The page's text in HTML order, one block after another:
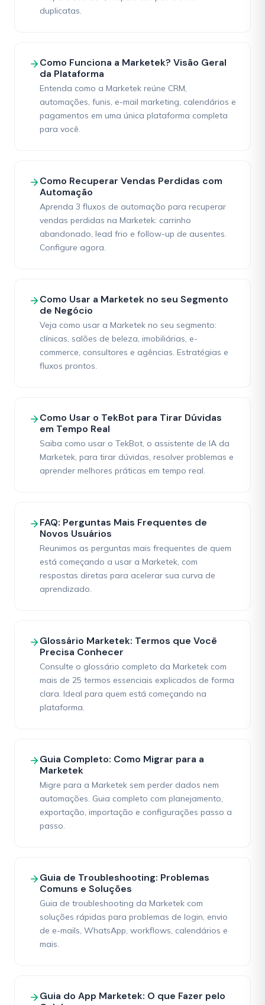
duplicatas.
Como Funciona a Marketek? Visão Geral
da Plataforma
Entenda como a Marketek reúne CRM,
automações, funis, e-mail marketing, calendários e
pagamentos em uma única plataforma completa
para você.
Como Recuperar Vendas Perdidas com
Automação
Aprenda 3 fluxos de automação para recuperar
vendas perdidas na Marketek: carrinho
abandonado, lead frio e follow-up de ausentes.
Configure agora.
Como Usar a Marketek no seu Segmento
de Negócio
Veja como usar a Marketek no seu segmento:
clínicas, salões de beleza, imobiliárias, e-
commerce, consultores e agências. Estratégias e
fluxos prontos.
Como Usar o TekBot para Tirar Dúvidas
em Tempo Real
Saiba como usar o TekBot, o assistente de IA da
Marketek, para tirar dúvidas, resolver problemas e
aprender melhores práticas em tempo real.
FAQ: Perguntas Mais Frequentes de
Novos Usuários
Reunimos as perguntas mais frequentes de quem
está começando a usar a Marketek, com
respostas diretas para acelerar sua curva de
aprendizado.
Glossário Marketek: Termos que Você
Precisa Conhecer
Consulte o glossário completo da Marketek com
mais de 25 termos essenciais explicados de forma
clara. Ideal para quem está começando na
plataforma.
Guia Completo: Como Migrar para a
Marketek
Migre para a Marketek sem perder dados nem
automações. Guia completo com planejamento,
exportação, importação e configurações passo a
passo.
Guia de Troubleshooting: Problemas
Comuns e Soluções
Guia de troubleshooting da Marketek com
soluções rápidas para problemas de login, envio
de e-mails, WhatsApp, workflows, calendários e
mais.
Guia do App Marketek: O que Fazer pelo